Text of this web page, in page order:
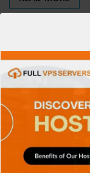
APPS
GENERAL
TECNOLOGÍA
¿La
nube y
vuelto